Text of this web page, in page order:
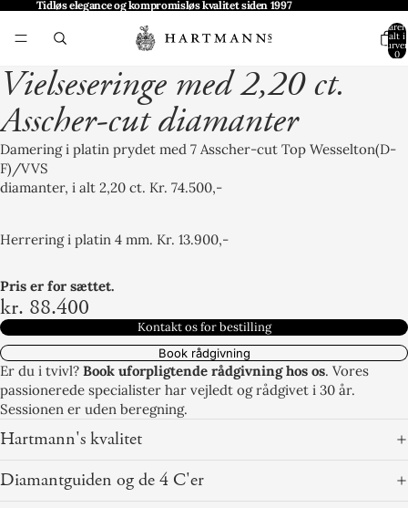
Tidløs elegance og kompromisløs kvalitet siden 1997
alt i
0
Vielseseringe med 2,20 ct.
Asscher-cut diamanter
Damering i platin prydet med 7 Asscher-cut Top Wesselton(D-
F)/VVS
diamanter, i alt 2,20 ct. Kr. 74.500,-
Herrering i platin 4 mm. Kr. 13.900,-
Pris er for sættet.
kr. 88.400
Kontakt os for bestilling
Book rådgivning
Er du i tvivl? Book uforpligtende rådgivning hos os. Vores
passionerede specialister har vejledt og rådgivet i 30 år.
Sessionen er uden beregning.
Hartmann's kvalitet
Diamantguiden og de 4 C'er